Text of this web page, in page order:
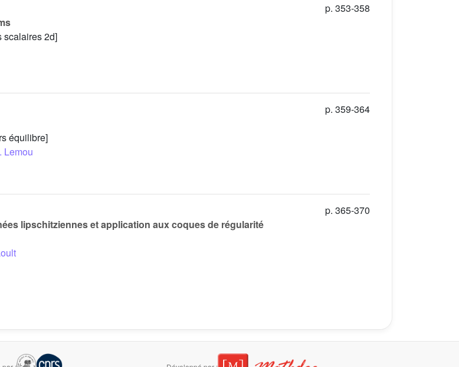
scalaires 2d]
p. 353-358
équilibre]
Lemou
p. 359-364
lipschitziennes et application aux coques de régularité
p. 365-370